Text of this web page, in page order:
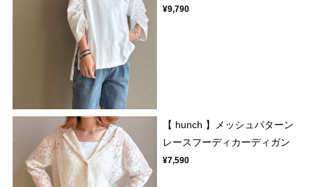
¥9,790
【 hunch 】メッシュパターン
レースフーディカーディガン
¥7,590